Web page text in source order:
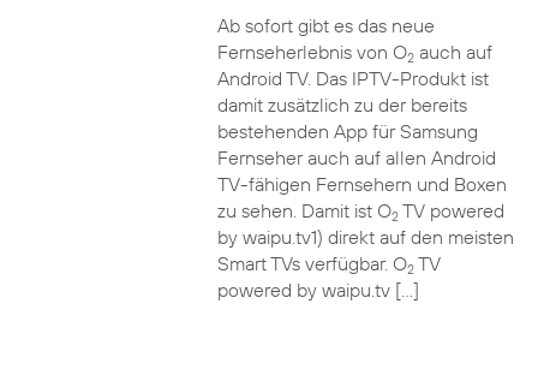
Ab sofort gibt es das neue
Fernseherlebnis von O2auch auf
Android TV. Das IPTV-Produkt ist
damit zusätzlich zu der bereits
bestehenden App für Samsung
Fernseher auch auf allen Android
TV-fähigen Fernsehern und Boxen
zu sehen. Damit ist O2TV powered
by waipu.tv1) direkt auf den meisten
Smart TVs verfügbar. O2TV
powered by waipu.tv […]